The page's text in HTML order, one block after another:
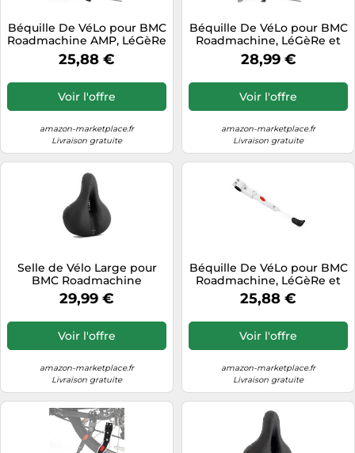
Tondeuses cheveux & barbe
Téléphonie
Téléviseurs
Télévision & vidéo
Électroménager
Béquille De VéLo pour BMC
Roadmachine AMP, LéGèRe
et RéGlable en Alliage
D'Aluminium,
Black
25,88 €
Voir l'offre
amazon-marketplace.fr
Livraison gratuite
Béquille De VéLo pour BMC
Roadmachine, LéGèRe et
RéGlable en Alliage
D'Aluminium,
28,99 €
Voir l'offre
amazon-marketplace.fr
Livraison gratuite
Selle de Vélo Large pour
BMC Roadmachine
AMP/URS AMP/Fourstroke
AMP
29,99 €
Voir l'offre
amazon-marketplace.fr
Livraison gratuite
Béquille De VéLo pour BMC
Roadmachine, LéGèRe et
RéGlable en Alliage
D'Aluminium,
AntidéRapante Et Stable,C-
White
25,88 €
Voir l'offre
amazon-marketplace.fr
Livraison gratuite